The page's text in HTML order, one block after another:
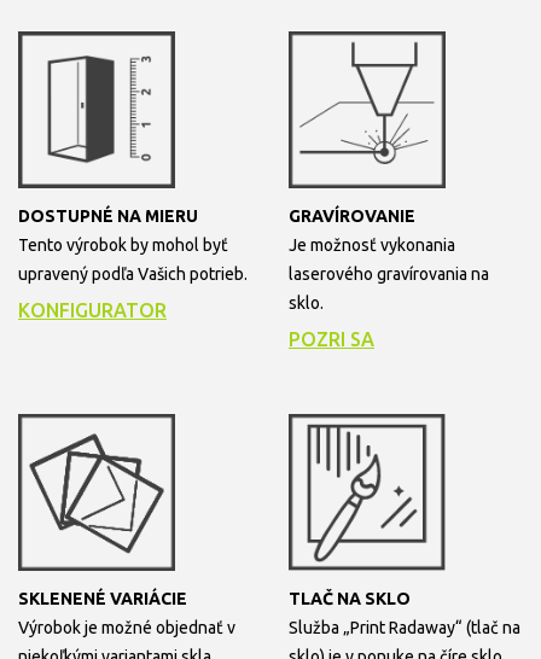
DOSTUPNÉ NA MIERU
Tento výrobok by mohol byť
upravený podľa Vašich potrieb.
KONFIGURATOR
GRAVÍROVANIE
Je možnosť vykonania
laserového gravírovania na
sklo.
POZRI SA
SKLENENÉ VARIÁCIE
Výrobok je možné objednať v
TLAČ NA SKLO
Služba „Print Radaway“ (tlač na